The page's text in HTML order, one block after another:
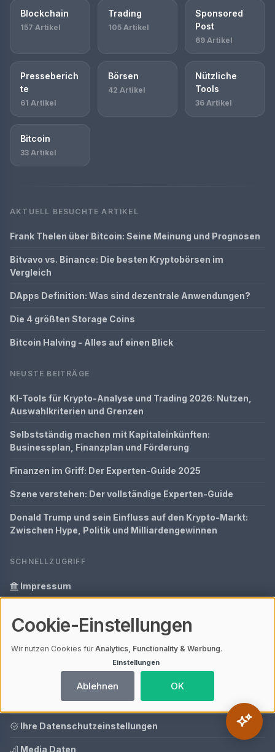
Blockchain
157 Artikel
Trading
105 Artikel
Sponsored
Post
69 Artikel
Presseberich
te
61 Artikel
Börsen
42 Artikel
Nützliche
Tools
36 Artikel
Bitcoin
33 Artikel
AKTUELL BESUCHTE ARTIKEL
Frank Thelen über Bitcoin: Seine Meinung und Prognosen
Bitvavo vs. Binance: Die besten Kryptobörsen im
Vergleich
DApps Definition: Was sind dezentrale Anwendungen?
Die 4 größten Storage Coins
Bitcoin Halving - Alles auf einen Blick
NEUSTE BEITRÄGE
KI-Tools für Krypto-Analyse und Trading 2026: Nutzen,
Auswahlkriterien und Grenzen
Selbstständig machen mit Kapitaleinkünften:
Businessplan, Finanzplan und Förderung
Finanzen im Griff: Der Experten-Guide 2025
Szene verstehen: Der vollständige Experten-Guide
Donald Trump und sein Einfluss auf den Krypto-Markt:
Zwischen Hype, Politik und Milliardengewinnen
SCHNELLZUGRIFF
Impressum
Unsere Mission
Informationen zur Inhalt
Ihre Datenschutzeinstellungen
Media Daten
Cookie-Einstellungen
Wir nutzen Cookies fürAnalytics, Functionality & Werbung.
Einstellungen
Ablehnen OK